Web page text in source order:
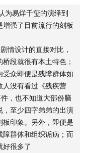
their
critiquing how
of daily
We hotly debate
characters in
actors for
for disabled
roles!
stories aren't
can just slap on a
为易烊千玺的演绎到
强了目前流行的刻板
情设计的直接对比，
段就很有本土特色；
众即便是残障群体如
人没有看过《残疾营
，也不知道大部份脑
，至少四字弟弟的出演
印象。另外，即便是
障群体和组织诟病；而
好很多了